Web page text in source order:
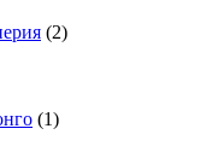
(2)
(1)